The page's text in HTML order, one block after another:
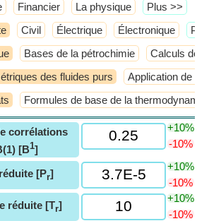
Financier La physique ​Plus >>
Civil Électrique Électronique
Bases de la pétrochimie Calculs de
des fluides purs Application de la
Formules de base de la
corrélations
[B1]
+10%
-10%
[Pr]
+10%
-10%
réduite [Tr]
+10%
-10%